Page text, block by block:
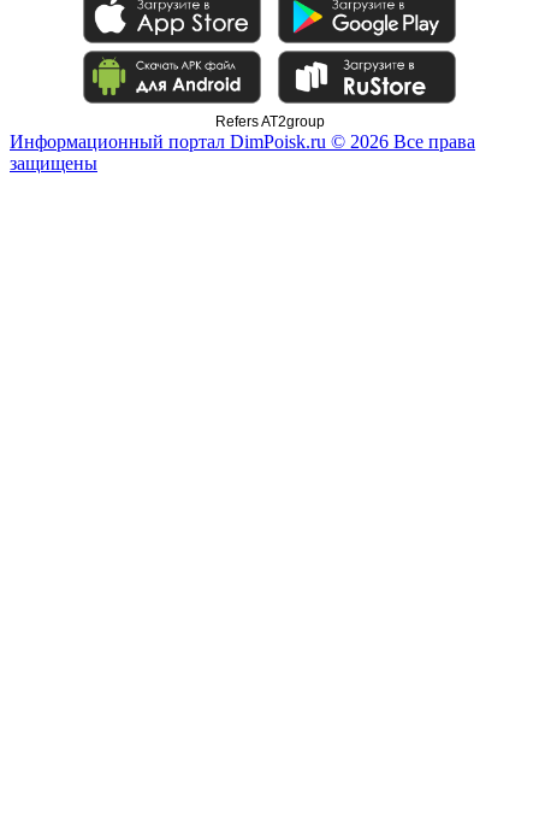
Refers AT2group
Информационный портал DimPoisk.ru © 2026 Все права
защищены